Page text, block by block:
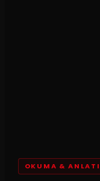
OKUMA & ANLATI